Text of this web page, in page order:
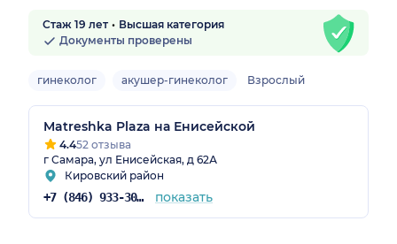
Стаж 19 лет
Высшая категория
Документы проверены
гинеколог акушер-гинеколог Взрослый
Matreshka Plaza на Енисейской
4.452 отзыва
г Самара, ул Енисейская, д 62А
Кировский район
+7 (846) 933-30-30 показать